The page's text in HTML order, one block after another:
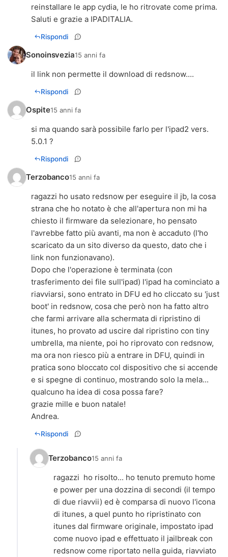
reinstallare le app cydia, le ho ritrovate come prima.
Saluti e grazie a IPADITALIA.
Rispondi
Sonoinsvezia15 anni fa
il link non permette il download di redsnow....
Rispondi
Ospite15 anni fa
si ma quando sarà possibile farlo per l'ipad2 vers.
5.0.1 ?
Rispondi
Terzobanco15 anni fa
ragazzi ho usato redsnow per eseguire il jb, la cosa
strana che ho notato è che all'apertura non mi ha
chiesto il firmware da selezionare, ho pensato
l'avrebbe fatto più avanti, ma non è accaduto (l'ho
scaricato da un sito diverso da questo, dato che i
link non funzionavano).
Dopo che l'operazione è terminata (con
trasferimento dei file sull'ipad) l'ipad ha cominciato a
riavviarsi, sono entrato in DFU ed ho cliccato su 'just
boot' in redsnow, cosa che però non ha fatto altro
che farmi arrivare alla schermata di ripristino di
itunes, ho provato ad uscire dal ripristino con tiny
umbrella, ma niente, poi ho riprovato con redsnow,
ma ora non riesco più a entrare in DFU, quindi in
pratica sono bloccato col dispositivo che si accende
e si spegne di continuo, mostrando solo la mela...
qualcuno ha idea di cosa possa fare?
grazie mille e buon natale!
Andrea.
Rispondi
Terzobanco15 anni fa
ragazzi ho risolto... ho tenuto premuto home
e power per una dozzina di secondi (il tempo
di due riavvii) ed è comparsa di nuovo l'icona
di itunes, a quel punto ho ripristinato con
itunes dal firmware originale, impostato ipad
come nuovo ipad e effettuato il jailbreak con
redsnow come riportato nella guida, riavviato